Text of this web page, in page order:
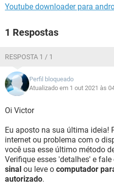
Youtube downloader para
1 Respostas
RESPOSTA 1 / 1
Perfil bloqueado
Atualizado em 1 out 2021 às
Oi Victor
Eu aposto na sua última ideia!
internet ou problema com o
você usa esse último método
Verifique esses 'detalhes' e fale
sinal ou leve o computador
autorizado.